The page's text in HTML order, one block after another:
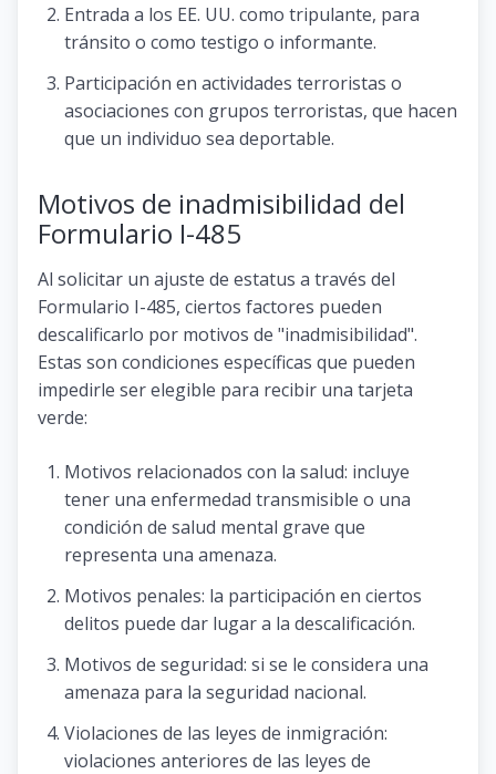
Entrada a los EE. UU. como tripulante, para
tránsito o como testigo o informante.
Participación en actividades terroristas o
asociaciones con grupos terroristas, que hacen
que un individuo sea deportable.
Motivos de inadmisibilidad del
Formulario I-485
Al solicitar un ajuste de estatus a través del
Formulario I-485, ciertos factores pueden
descalificarlo por motivos de "inadmisibilidad".
Estas son condiciones específicas que pueden
impedirle ser elegible para recibir una tarjeta
verde:
Motivos relacionados con la salud: incluye
tener una enfermedad transmisible o una
condición de salud mental grave que
representa una amenaza.
Motivos penales: la participación en ciertos
delitos puede dar lugar a la descalificación.
Motivos de seguridad: si se le considera una
amenaza para la seguridad nacional.
Violaciones de las leyes de inmigración:
violaciones anteriores de las leyes de